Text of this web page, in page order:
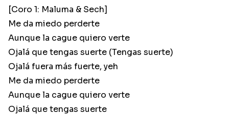
[Coro 1: Maluma & Sech]
Me da miedo perderte
Aunque la cague quiero verte
Ojalá que tengas suerte (Tengas suerte)
Ojalá fuera más fuerte, yeh
Me da miedo perderte
Aunque la cague quiero verte
Ojalá que tengas suerte